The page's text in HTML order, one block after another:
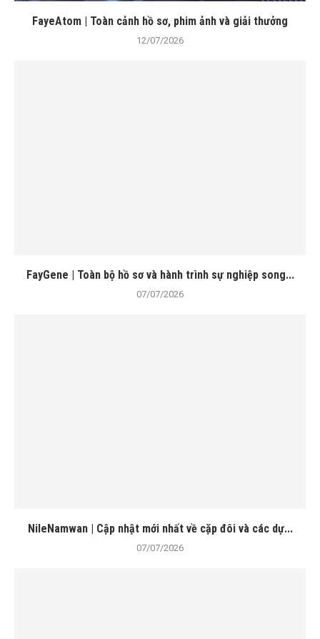
FayeAtom | Toàn cảnh hồ sơ, phim ảnh và giải thưởng
12/07/2026
FayGene | Toàn bộ hồ sơ và hành trình sự nghiệp song...
07/07/2026
NileNamwan | Cập nhật mới nhất về cặp đôi và các dự...
07/07/2026